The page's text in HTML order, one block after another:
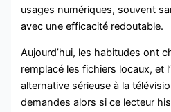
usages numériques, souvent
avec une efficacité redoutable.
Aujourd’hui, les habitudes ont
remplacé les fichiers locaux, et
alternative sérieuse à la
demandes alors si ce lecteur